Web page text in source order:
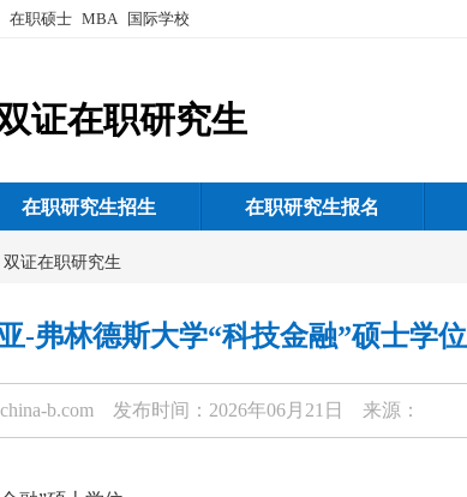
在职硕士 MBA 国际学校
证在职研究生
在职研究生招生 在职研究生报名
双证在职研究生
-弗林德斯大学“科技金融”硕士学位
b.com 发布时间：2026年06月21日 来源：